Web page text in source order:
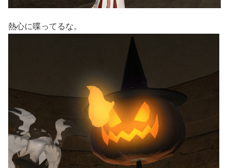
熱心に喋ってるな。